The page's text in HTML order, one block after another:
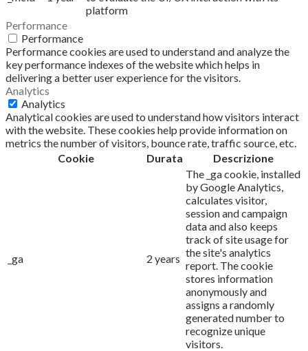
platform
Performance
Performance
Performance cookies are used to understand and analyze the
key performance indexes of the website which helps in
delivering a better user experience for the visitors.
Analytics
Analytics
Analytical cookies are used to understand how visitors interact
with the website. These cookies help provide information on
metrics the number of visitors, bounce rate, traffic source, etc.
Cookie
Durata Descrizione
_ga 2 years
The _ga cookie, installed
by Google Analytics,
calculates visitor,
session and campaign
data and also keeps
track of site usage for
the site's analytics
report. The cookie
stores information
anonymously and
assigns a randomly
generated number to
recognize unique
visitors.